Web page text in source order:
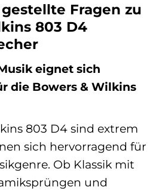
Fragen zu
803 D4
eignet sich
die Bowers & Wilkins
803 D4 sind extrem
sich hervorragend für
Ob Klassik mit
und